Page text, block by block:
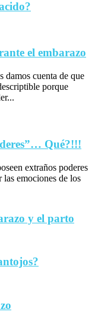
el embarazo
damos cuenta de que
porque
Qué?!!!
extraños poderes
las emociones de los
y el parto